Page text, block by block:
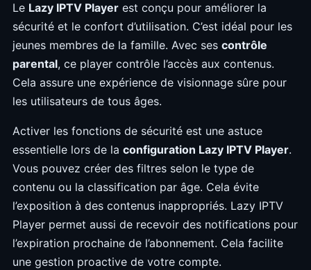
Le Lazy IPTV Player est conçu pour améliorer la
sécurité et le confort d’utilisation. C’est idéal pour les
jeunes membres de la famille. Avec ses contrôle
parental, ce player contrôle l’accès aux contenus.
Cela assure une expérience de visionnage sûre pour
les utilisateurs de tous âges.
Activer les fonctions de sécurité est une astuce
essentielle lors de la configuration Lazy IPTV Player.
Vous pouvez créer des filtres selon le type de
contenu ou la classification par âge. Cela évite
l’exposition à des contenus inappropriés. Lazy IPTV
Player permet aussi de recevoir des notifications pour
l’expiration prochaine de l’abonnement. Cela facilite
une gestion proactive de votre compte.